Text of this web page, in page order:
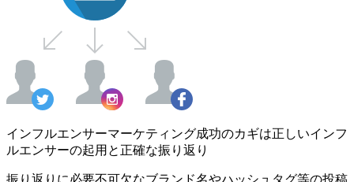
インフルエンサーマーケティング成功のカギは正しいインフ
ルエンサーの起用と正確な振り返り
振り返りに必要不可欠なブランド名やハッシュタグ等の投稿